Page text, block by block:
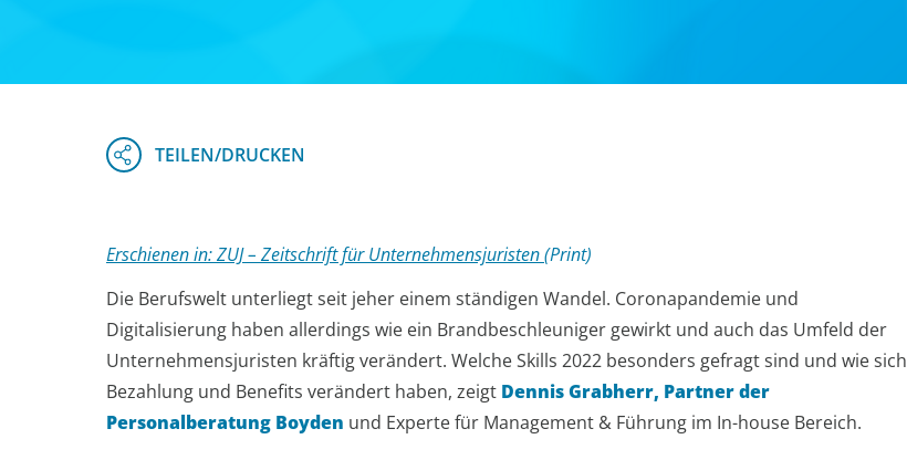
Erschienen in: ZUJ – Zeitschrift für Unternehmensjuristen(Print)
Die Berufswelt unterliegt seit jeher einem ständigen Wandel. Coronapandemie und
Digitalisierung haben allerdings wie ein Brandbeschleuniger gewirkt und auch das Umfeld der
Unternehmensjuristen kräftig verändert. Welche Skills 2022 besonders gefragt sind und wie sich
Bezahlung und Benefits verändert haben, zeigt Dennis Grabherr, Partner der
Personalberatung Boyden und Experte für Management & Führung im In-house Bereich.